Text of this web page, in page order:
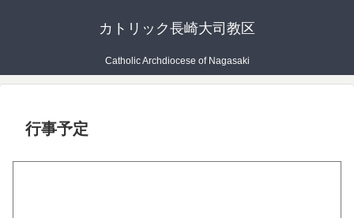
カトリック長崎大司教区
Catholic Archdiocese of Nagasaki
行事予定